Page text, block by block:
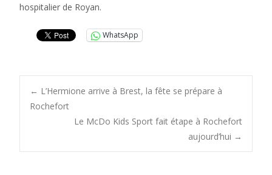
hospitalier de Royan.
WhatsApp
Post
navigation
← L’Hermione arrive à Brest, la fête se prépare à
Rochefort
Le McDo Kids Sport fait étape à Rochefort
aujourd’hui →